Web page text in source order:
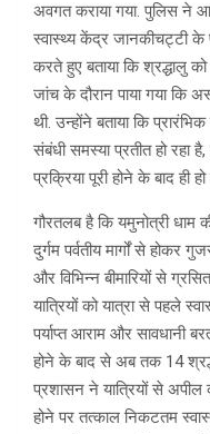
अवगत कराया गया. पुलिस ने
स्वास्थ्य केंद्र जानकीचट्टी के
करते हुए बताया कि श्रद्धालु
जांच के दौरान पाया गया कि
थी. उन्होंने बताया कि
संबंधी समस्या प्रतीत हो रहा
प्रक्रिया पूरी होने के बाद ही
गौरतलब है कि यमुनोत्री
दुर्गम पर्वतीय मार्गों से होकर
और विभिन्न बीमारियों से
यात्रियों को यात्रा से पहले
पर्याप्त आराम और सावधानी
होने के बाद से अब तक 14
प्रशासन ने यात्रियों से अपील
होने पर तत्काल निकटतम